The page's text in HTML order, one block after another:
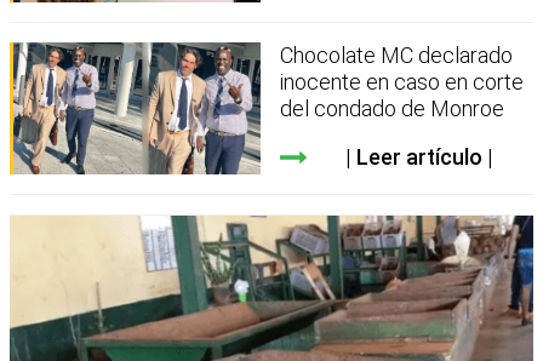
Chocolate MC declarado
inocente en caso en corte
del condado de Monroe
Leer artículo